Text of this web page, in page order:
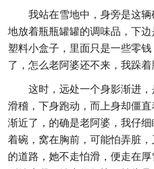
我站在雪地中，身旁是这
地放着瓶瓶罐罐的调味品，下
塑料小盒子，里面只是一些零
了，怎么老阿婆还不来，我跺着
这时，远处一个身影渐进
滑稽，下身跑动，而上身却僵
渐近了，的确是老阿婆，我仔
着碗，窝在胸前，可能怕弄脏
的道路，她不走怕滑，便走在